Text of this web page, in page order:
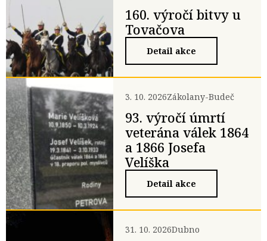
160. výročí bitvy u
Tovačova
Detail akce
3. 10. 2026Zákolany-Budeč
93. výročí úmrtí
veterána válek 1864
a 1866 Josefa
Velíška
Detail akce
31. 10. 2026Dubno